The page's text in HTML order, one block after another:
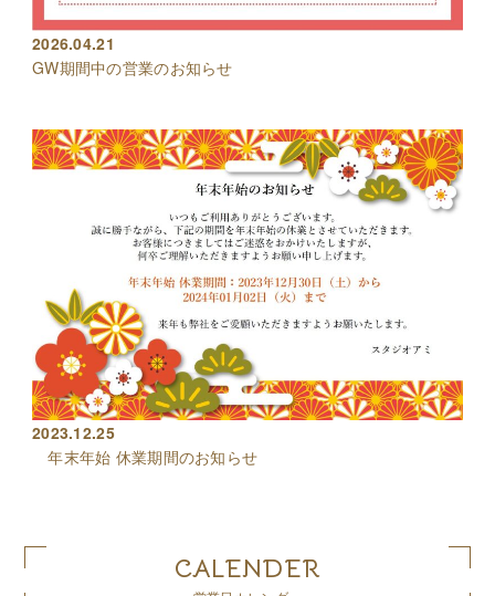
2026.04.21
GW期間中の営業のお知らせ
2023.12.25
年末年始 休業期間のお知らせ
CALENDER